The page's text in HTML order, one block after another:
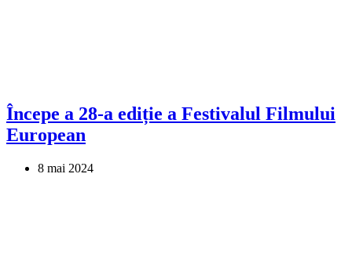
Începe a 28-a ediție a Festivalul Filmului
European
8 mai 2024